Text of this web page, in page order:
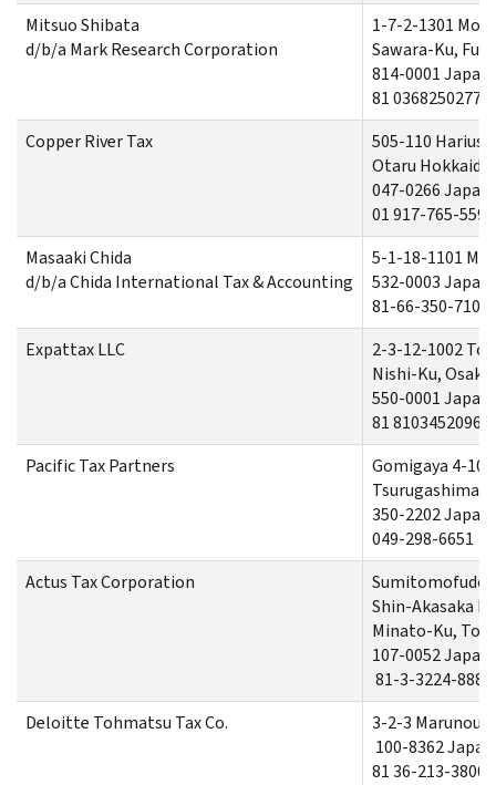
Mitsuo Shibata
d/b/a Mark Research Corporation
1-7-2-1301
Sawara-Ku,
814-0001 Japan
81 0368250277
Copper River Tax
505-110
Otaru Hokkaido
047-0266 Japan
01 917-765-5590
Masaaki Chida
d/b/a Chida International Tax & Accounting
5-1-18-1101
532-0003 Japan
81-66-350-7100
Expattax LLC
2-3-12-1002
Nishi-Ku,
550-0001 Japan
81
Pacific Tax Partners
Gomigaya 4-105
Tsurugashima-
350-2202 Japan
049-298-6651
Actus Tax Corporation
Shin-Akasaka
Minato-Ku,
107-0052 Japan
81-3-3224-8880
Deloitte Tohmatsu Tax Co.
3-2-3
100-8362 Japan
81 36-213-3800